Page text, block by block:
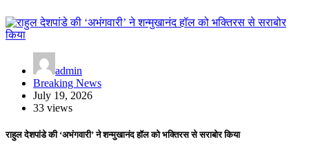
admin
Breaking News
July 19, 2026
33 views
राहुल देशपांडे की ‘अभंगवारी’ ने शन्मुखानंद हॉल को भक्तिरस से सराबोर किया